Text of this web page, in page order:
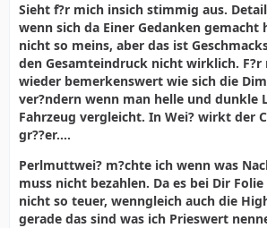
Sieht f?r mich insich stimmig aus.
wenn sich da Einer Gedanken gemacht
nicht so meins, aber das ist
den Gesamteindruck nicht wirklich.
wieder bemerkenswert wie sich die
ver?ndern wenn man helle und dunkle
Fahrzeug vergleicht. In Wei? wirkt der
gr??er....
Perlmuttwei? m?chte ich wenn was
muss nicht bezahlen. Da es bei Dir
nicht so teuer, wenngleich auch die
gerade das sind was ich Prieswert